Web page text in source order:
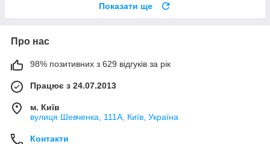
Показати ще
Про нас
98% позитивних з 629 відгуків за рік
Працює з 24.07.2013
м. Київ
вулиця Шевченка, 111A, Київ, Україна
Контакти